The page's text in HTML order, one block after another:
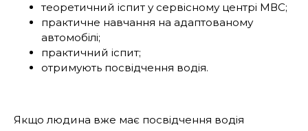
теоретичний іспит у сервісному центрі МВС;
практичне навчання на адаптованому
автомобілі;
практичний іспит;
отримують посвідчення водія.
Якщо людина вже має посвідчення водія